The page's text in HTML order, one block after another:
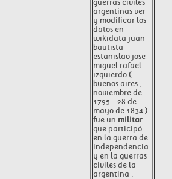
guerras civiles
argentinas ver
y modificar los
datos en
wikidata juan
bautista
estanislao josé
miguel rafael
izquierdo (
buenos aires ,
noviembre de
1795 - 28 de
mayo de 1834 )
fue un militar
que participó
en la guerra de
independencia
y en la guerras
civiles de la
argentina .